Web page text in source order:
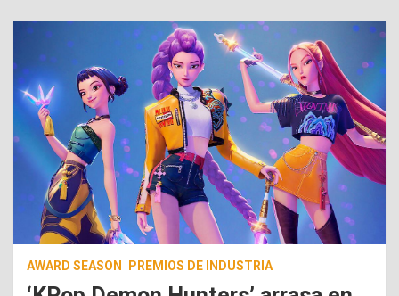
AWARD SEASON PREMIOS DE INDUSTRIA